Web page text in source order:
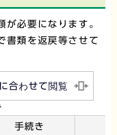
が必要になります。
書類を返戻等させて
合わせて閲覧
手続き